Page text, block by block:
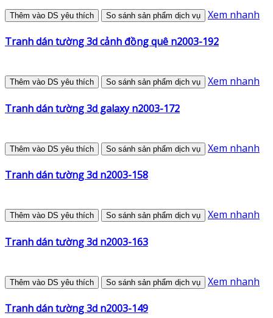
Thêm vào DS yêu thích So sánh sản phẩm dịch vụ Xem nhanh
Tranh dán tường 3d cảnh đồng quê n2003-192
Thêm vào DS yêu thích So sánh sản phẩm dịch vụ Xem nhanh
Tranh dán tường 3d galaxy n2003-172
Thêm vào DS yêu thích So sánh sản phẩm dịch vụ Xem nhanh
Tranh dán tường 3d n2003-158
Thêm vào DS yêu thích So sánh sản phẩm dịch vụ Xem nhanh
Tranh dán tường 3d n2003-163
Thêm vào DS yêu thích So sánh sản phẩm dịch vụ Xem nhanh
Tranh dán tường 3d n2003-149